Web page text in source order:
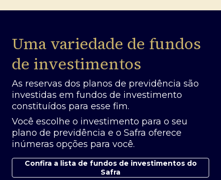
Uma variedade de fundos
de investimentos
As reservas dos planos de previdência são
investidas em fundos de investimento
constituídos para esse fim.
Você escolhe o investimento para o seu
plano de previdência e o Safra oferece
inúmeras opções para você.
Confira a lista de fundos de investimentos do
Safra